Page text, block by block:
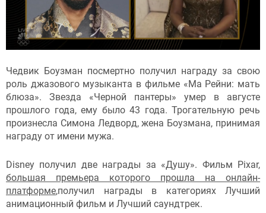
Чедвик Боузман посмертно получил награду за свою
роль джазового музыканта в фильме «Ма Рейни: мать
блюза». Звезда «Черной пантеры» умер в августе
прошлого года, ему было 43 года. Трогательную речь
произнесла Симона Ледворд, жена Боузмана, принимая
награду от имени мужа.
Disney получил две награды за «Душу». Фильм Pixar,
большая премьера которого прошла на онлайн-
платформе,получил награды в категориях Лучший
анимационный фильм и Лучший саундтрек.